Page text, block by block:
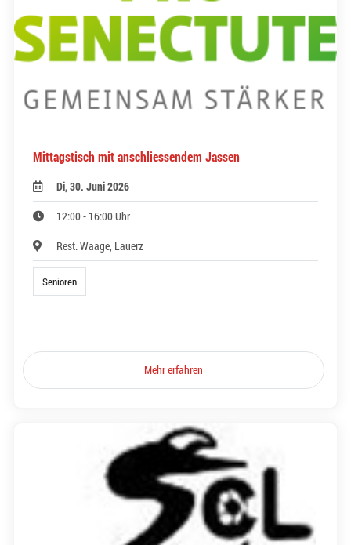
Mittagstisch mit anschliessendem Jassen
Di, 30. Juni 2026
12:00 - 16:00 Uhr
Rest. Waage, Lauerz
Senioren
Mehr erfahren